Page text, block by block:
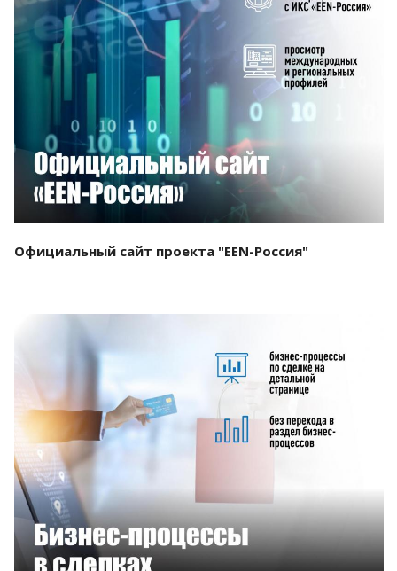
Смотреть проект
Официальный сайт проекта "EEN-Россия"